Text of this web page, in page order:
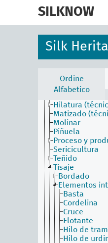
SILKNOW
Silk
Ordine
Alfabetico
faceta
Batido de la
Batik
Bordar
Dejado
Estampar
Hilatura
Matizado
Molinar
Piñuela
Proceso y
Sericicultura
Teñido
Tisaje
Bordado
Elementos
Basta
Cordelina
Cruce
Flotante
Hilo de
Hilo de